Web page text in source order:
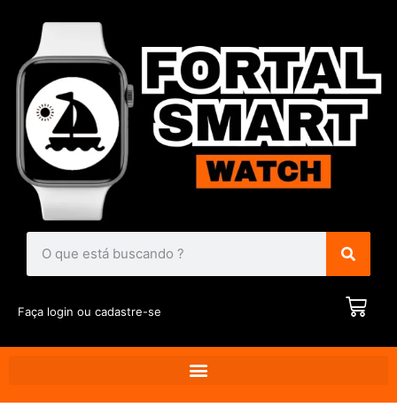
Faça login ou cadastre-se